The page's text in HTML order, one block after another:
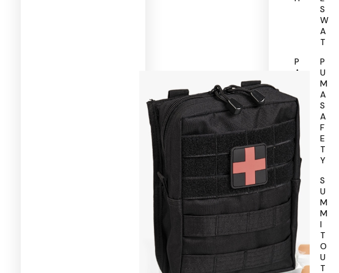
S
W
A
T
P
A
R
O
L
P
U
M
A
S
A
F
E
T
Y
R
O
B
U
R
S
U
M
M
I
T
O
U
T